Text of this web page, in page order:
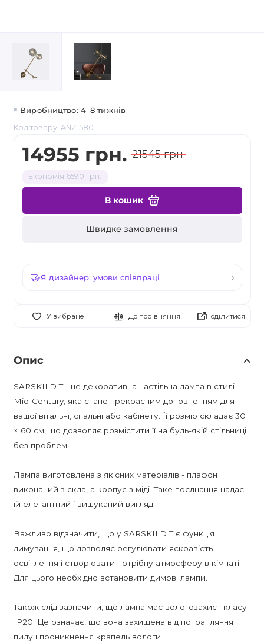
Виробництво: 4–8 тижнів
Код товару: ANZ1580
14955 грн. 21545 грн.
Економія 6590 грн.
В кошик
Швидке замовлення
Я дизайнер: умови співпраці
У вибране До порівняння Поділитися
Опис
SARSKILD T - це декоративна настільна лампа в стилі
Mid-Century, яка стане прекрасним доповненням для
вашої вітальні, спальні або кабінету. Її розмір складає 30
× 60 см, що дозволяє розмістити її на будь-якій стільниці
без проблем.
Лампа виготовлена з якісних матеріалів - плафон
виконаний з скла, а корпус з міді. Таке поєднання надає
їй елегантний і вишуканий вигляд.
Важливо відзначити, що у SARSKILD T є функція
димування, що дозволяє регулювати яскравість
освітлення і створювати потрібну атмосферу в кімнаті.
Для цього необхідно встановити димові лампи.
Також слід зазначити, що лампа має вологозахист класу
IP20. Це означає, що вона захищена від потрапляння
пилу і проникнення крапель вологи.